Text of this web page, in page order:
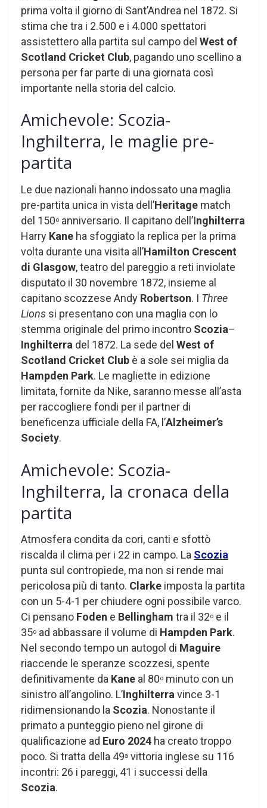
prima volta il giorno di Sant’Andrea nel 1872. Si
stima che tra i 2.500 e i 4.000 spettatori
assistettero alla partita sul campo del West of
Scotland Cricket Club, pagando uno scellino a
persona per far parte di una giornata così
importante nella storia del calcio.
Amichevole: Scozia-
Inghilterra, le maglie pre-
partita
Le due nazionali hanno indossato una maglia
pre-partita unica in vista dell’Heritage match
del 150o anniversario. Il capitano dell’Inghilterra
Harry Kane ha sfoggiato la replica per la prima
volta durante una visita all’Hamilton Crescent
di Glasgow, teatro del pareggio a reti inviolate
disputato il 30 novembre 1872, insieme al
capitano scozzese Andy Robertson. I Three
Lions si presentano con una maglia con lo
stemma originale del primo incontro Scozia–
Inghilterra del 1872. La sede del West of
Scotland Cricket Club è a sole sei miglia da
Hampden Park. Le magliette in edizione
limitata, fornite da Nike, saranno messe all’asta
per raccogliere fondi per il partner di
beneficenza ufficiale della FA, l’Alzheimer’s
Society.
Amichevole: Scozia-
Inghilterra, la cronaca della
partita
Atmosfera condita da cori, canti e sfottò
riscalda il clima per i 22 in campo. La Scozia
punta sul contropiede, ma non si rende mai
pericolosa più di tanto. Clarke imposta la partita
con un 5-4-1 per chiudere ogni possibile varco.
Ci pensano Foden e Bellingham tra il 32o e il
35o ad abbassare il volume di Hampden Park.
Nel secondo tempo un autogol di Maguire
riaccende le speranze scozzesi, spente
definitivamente da Kane al 80o minuto con un
sinistro all’angolino. L’Inghilterravince 3-1
ridimensionando la Scozia. Nonostante il
primato a punteggio pieno nel girone di
qualificazione ad Euro 2024 ha creato troppo
poco. Si tratta della 49a vittoria inglese su 116
incontri: 26 i pareggi, 41 i successi della
Scozia.